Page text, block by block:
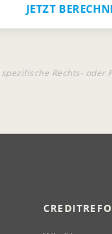
JETZT
Rechts-